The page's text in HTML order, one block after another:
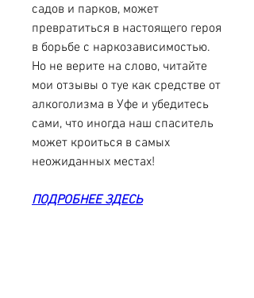
садов и парков, может
превратиться в настоящего героя
в борьбе с наркозависимостью.
Но не верите на слово, читайте
мои отзывы о туе как средстве от
алкоголизма в Уфе и убедитесь
сами, что иногда наш спаситель
может кроиться в самых
неожиданных местах!
ПОДРОБНЕЕ ЗДЕСЬ